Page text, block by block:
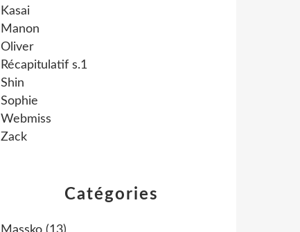
Catégories
Kasai
Manon
Oliver
Récapitulatif s.1
Shin
Sophie
Webmiss
Zack